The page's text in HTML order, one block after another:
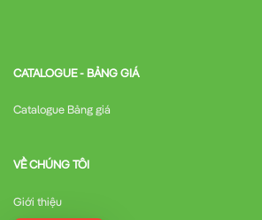
là vô cùng quan trọng:
lắp đặt
Vị trí lắp đặt
CATALOGUE - BẢNG GIÁ
Catalogue Bảng giá
VỀ CHÚNG TÔI
Giới thiệu